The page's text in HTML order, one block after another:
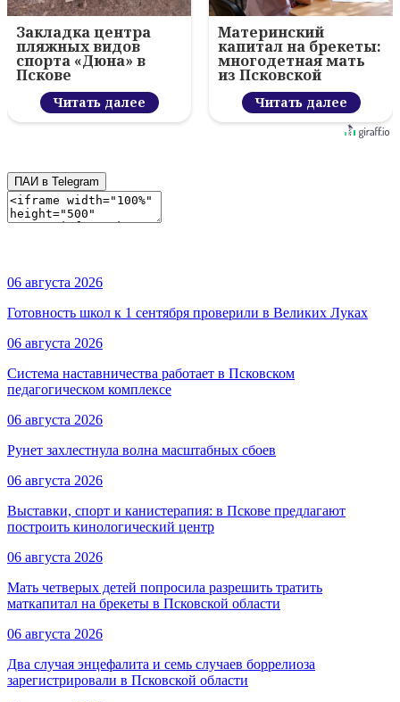
Закладка центра
пляжных видов
спорта «Дюна» в
Пскове
Читать далее
Материнский
капитал на брекеты:
многодетная мать
из Псковской
области попросила
расширить
возможности
Читать далее
ПАИ в Telegram
06 августа 2026
Готовность школ к 1 сентября проверили в Великих Луках
06 августа 2026
Система наставничества работает в Псковском
педагогическом комплексе
06 августа 2026
Рунет захлестнула волна масштабных сбоев
06 августа 2026
Выставки, спорт и канистерапия: в Пскове предлагают
построить кинологический центр
06 августа 2026
Мать четверых детей попросила разрешить тратить
маткапитал на брекеты в Псковской области
06 августа 2026
Два случая энцефалита и семь случаев боррелиоза
зарегистрировали в Псковской области